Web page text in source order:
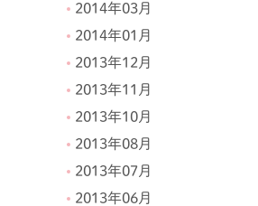
2014年03月
2014年01月
2013年12月
2013年11月
2013年10月
2013年08月
2013年07月
2013年06月